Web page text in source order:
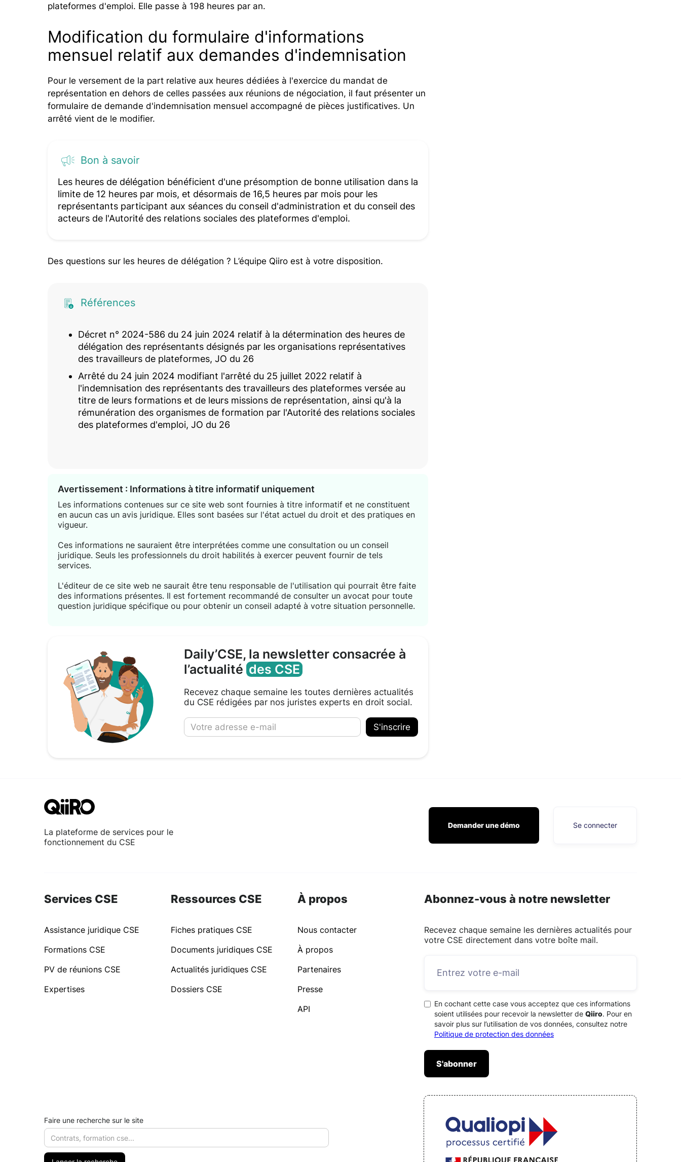
plateformes d'emploi. Elle passe à 198 heures par an.
Modification du formulaire d'informations
mensuel relatif aux demandes d'indemnisation
Pour le versement de la part relative aux heures dédiées à l'exercice du mandat de
représentation en dehors de celles passées aux réunions de négociation, il faut présenter un
formulaire de demande d'indemnisation mensuel accompagné de pièces justificatives. Un
arrêté vient de le modifier.
Bon à savoir
Les heures de délégation bénéficient d'une présomption de bonne utilisation dans la
limite de 12 heures par mois, et désormais de 16,5 heures par mois pour les
représentants participant aux séances du conseil d'administration et du conseil des
acteurs de l'Autorité des relations sociales des plateformes d'emploi.
Des questions sur les heures de délégation ? L’équipe Qiiro est à votre disposition.
Références
Décret n° 2024-586 du 24 juin 2024 relatif à la détermination des heures de
délégation des représentants désignés par les organisations représentatives
des travailleurs de plateformes, JO du 26
Arrêté du 24 juin 2024 modifiant l'arrêté du 25 juillet 2022 relatif à
l'indemnisation des représentants des travailleurs des plateformes versée au
titre de leurs formations et de leurs missions de représentation, ainsi qu'à la
rémunération des organismes de formation par l'Autorité des relations sociales
des plateformes d'emploi, JO du 26
Avertissement : Informations à titre informatif uniquement
Les informations contenues sur ce site web sont fournies à titre informatif et ne constituent
en aucun cas un avis juridique. Elles sont basées sur l'état actuel du droit et des pratiques en
vigueur.
Ces informations ne sauraient être interprétées comme une consultation ou un conseil
juridique. Seuls les professionnels du droit habilités à exercer peuvent fournir de tels
services.
L'éditeur de ce site web ne saurait être tenu responsable de l'utilisation qui pourrait être faite
des informations présentes. Il est fortement recommandé de consulter un avocat pour toute
question juridique spécifique ou pour obtenir un conseil adapté à votre situation personnelle.
Daily’CSE, la newsletter consacrée à
l’actualitédes CSE
Recevez chaque semaine les toutes dernières actualités
du CSE rédigées par nos juristes experts en droit social.
La plateforme de services pour le
fonctionnement du CSE
Demander une démo Se connecter
Services CSE
Assistance juridique CSE
Formations CSE
PV de réunions CSE
Expertises
Ressources CSE
Fiches pratiques CSE
Documents juridiques CSE
Actualités juridiques CSE
Dossiers CSE
À propos
Nous contacter
À propos
Partenaires
Presse
API
Abonnez-vous à notre newsletter
Recevez chaque semaine les dernières actualités pour
votre CSE directement dans votre boîte mail.
En cochant cette case vous acceptez que ces informations
soient utilisées pour recevoir la newsletter de Qiiro. Pour en
savoir plus sur l’utilisation de vos données, consultez notre
Politique de protection des données
Faire une recherche sur le site